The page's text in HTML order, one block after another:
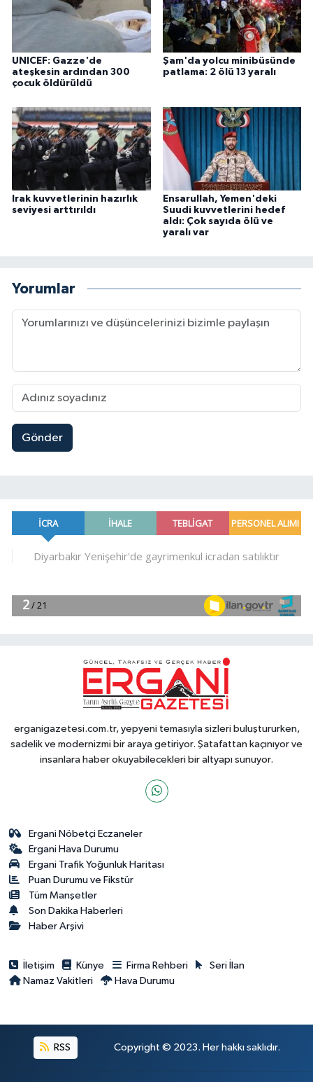
UNICEF: Gazze'de
ateşkesin ardından 300
çocuk öldürüldü
Şam'da yolcu minibüsünde
patlama: 2 ölü 13 yaralı
Irak kuvvetlerinin hazırlık
seviyesi arttırıldı
Ensarullah, Yemen'deki
Suudi kuvvetlerini hedef
aldı: Çok sayıda ölü ve
yaralı var
Yorumlar
Gönder
erganigazetesi.com.tr, yepyeni temasıyla sizleri buluştururken,
sadelik ve modernizmi bir araya getiriyor. Şatafattan kaçınıyor ve
insanlara haber okuyabilecekleri bir altyapı sunuyor.
Ergani Nöbetçi Eczaneler
Ergani Hava Durumu
Ergani Trafik Yoğunluk Haritası
Puan Durumu ve Fikstür
Tüm Manşetler
Son Dakika Haberleri
Haber Arşivi
İletişim Künye Firma Rehberi
Seri İlan
Namaz Vakitleri
Hava Durumu
RSS Copyright © 2023. Her hakkı saklıdır.